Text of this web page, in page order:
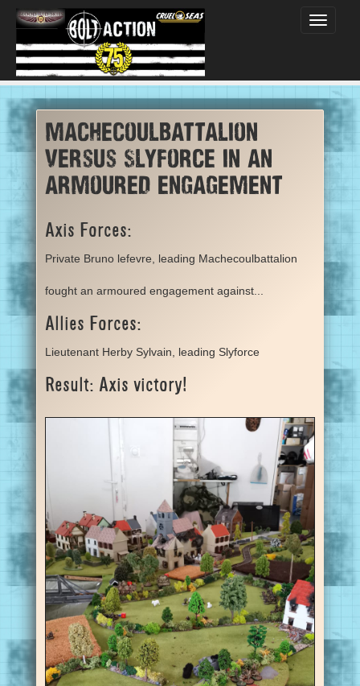
Toggle
machecoulbattalion
versus Slyforce in an
armoured engagement
Axis Forces:
Private Bruno lefevre, leading Machecoulbattalion
fought an armoured engagement against...
Allies Forces:
Lieutenant Herby Sylvain, leading Slyforce
Result: Axis victory!